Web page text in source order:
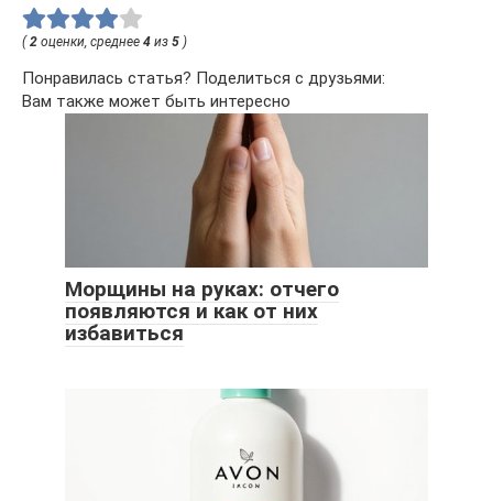
(2 оценки, среднее 4 из 5 )
Понравилась статья? Поделиться с друзьями:
Вам также может быть интересно
Морщины на руках: отчего
появляются и как от них
избавиться